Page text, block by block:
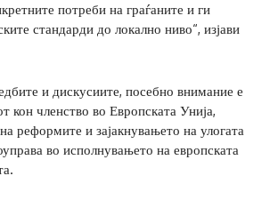
потреби на граѓаните и ги
стандарди до локално ниво“, изјави
и дискусиите, посебно внимание е
кон членство во Европската Унија,
реформите и зајакнувањето на улогата
во исполнувањето на европската